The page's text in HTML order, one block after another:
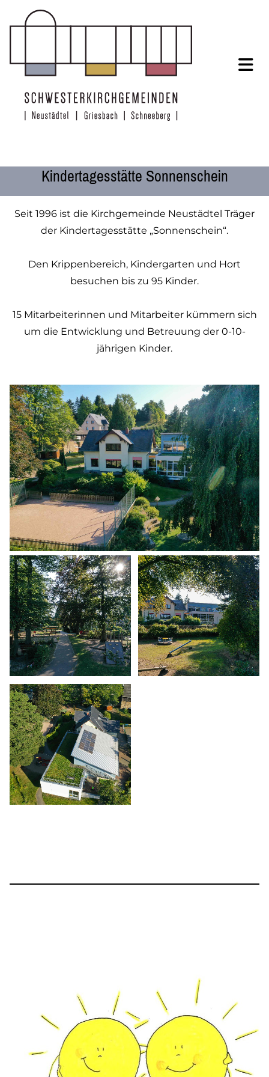
Zum Inhalt springen
Kindertagesstätte Sonnenschein
Seit 1996 ist die Kirchgemeinde Neustädtel Träger
der Kindertagesstätte „Sonnenschein“.
Den Krippenbereich, Kindergarten und Hort
besuchen bis zu 95 Kinder.
15 Mitarbeiterinnen und Mitarbeiter kümmern sich
um die Entwicklung und Betreuung der 0-10-
jährigen Kinder.